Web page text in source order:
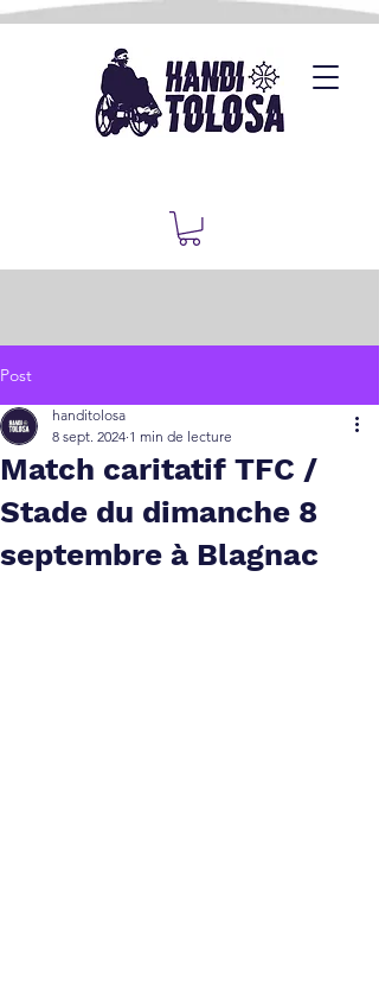
Post
Match caritatif TFC /
Stade du dimanche 8
septembre à Blagnac
handitolosa
8 sept. 2024 1 min de lecture